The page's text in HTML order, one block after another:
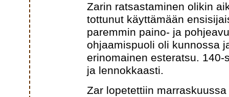
Zarin ratsastaminen olikin
tottunut käyttämään
paremmin paino- ja
ohjaamispuoli oli kunnossa
erinomainen esteratsu.
ja lennokkaasti.
Zar lopetettiin